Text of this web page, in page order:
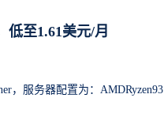
低至1.61美元/月
，服务器配置为：AMDRyzen93